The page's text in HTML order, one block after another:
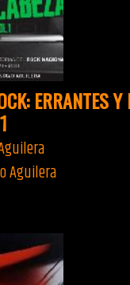
ERRANTES
Aguilera